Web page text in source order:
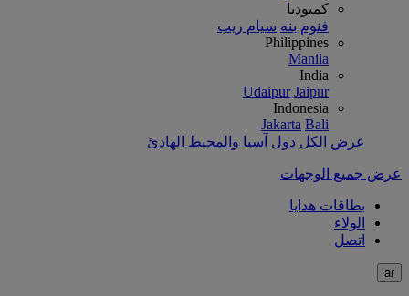
كمبوديا
فنوم بنه سيام ريب
Philippines
Manila
India
Udaipur Jaipur
Indonesia
Jakarta Bali
عرض الكل دول آسيا والمحيط الهادئ
عرض جميع الوجهات
بطاقات هدايا
الولاء
اتصل
ar